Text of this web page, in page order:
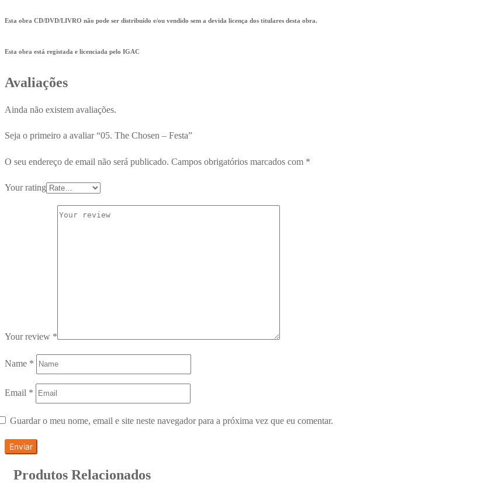
Esta obra CD/DVD/LIVRO não pode ser distribuído e/ou vendido sem a devida licença dos titulares desta obra.
Esta obra está registada e licenciada pelo IGAC
Avaliações
Ainda não existem avaliações.
Seja o primeiro a avaliar “05. The Chosen – Festa”
O seu endereço de email não será publicado. Campos obrigatórios marcados com *
Your rating
Your review *
Name *
Email *
Guardar o meu nome, email e site neste navegador para a próxima vez que eu comentar.
Produtos Relacionados